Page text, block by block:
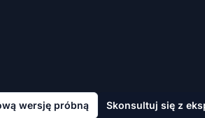
wersję próbną Skonsultuj się z